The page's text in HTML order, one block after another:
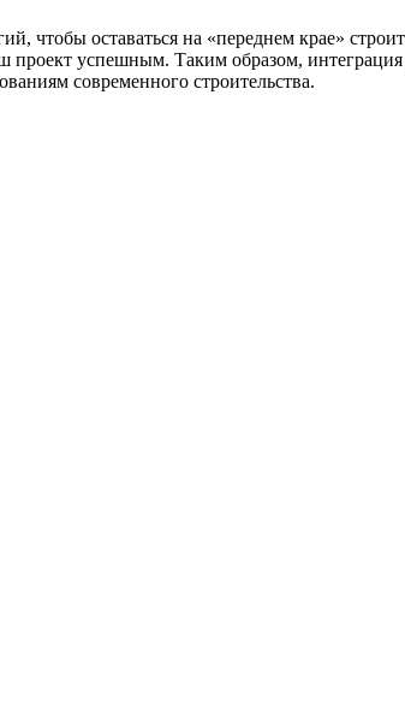
чтобы оставаться на «переднем крае»
успешным. Таким образом,
современного строительства.